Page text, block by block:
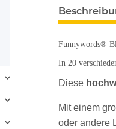
Funnywords®
In 20
Diese
Mit einem
oder andere